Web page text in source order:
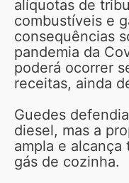
alíquotas de
combustíveis e
consequências
pandemia da
poderá ocorrer
receitas, ainda
Guedes
diesel, mas a
ampla e alcança
gás de cozinha.